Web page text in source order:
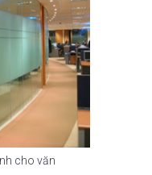
cho văn